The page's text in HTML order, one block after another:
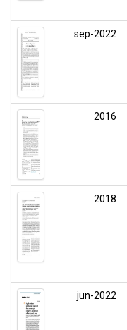
sep-2022
2016
2018
jun-2022